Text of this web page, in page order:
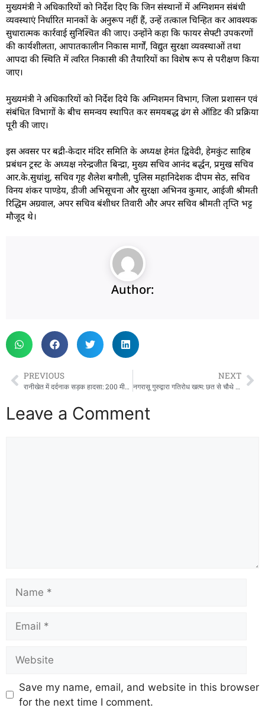
मुख्यमंत्री ने अधिकारियों को निर्देश दिए कि जिन संस्थानों में अग्निशमन संबंधी
व्यवस्थाएं निर्धारित मानकों के अनुरूप नहीं हैं, उन्हें तत्काल चिन्हित कर आवश्यक
सुधारात्मक कार्रवाई सुनिश्चित की जाए। उन्होंने कहा कि फायर सेफ्टी उपकरणों
की कार्यशीलता, आपातकालीन निकास मार्गों, विद्युत सुरक्षा व्यवस्थाओं तथा
आपदा की स्थिति में त्वरित निकासी की तैयारियों का विशेष रूप से परीक्षण किया
जाए।
मुख्यमंत्री ने अधिकारियों को निर्देश दिये कि अग्निशमन विभाग, जिला प्रशासन एवं
संबंधित विभागों के बीच समन्वय स्थापित कर समयबद्ध ढंग से ऑडिट की प्रक्रिया
पूरी की जाए।
इस अवसर पर बद्री-केदार मंदिर समिति के अध्यक्ष हेमंत द्विवेदी, हेमकुंट साहिब
प्रबंधन ट्रस्ट के अध्यक्ष नरेन्द्रजीत बिन्द्रा, मुख्य सचिव आनंद बर्द्धन, प्रमुख सचिव
आर.के.सुधांशु, सचिव गृह शैलेश बगौली, पुलिस महानिदेशक दीपम सेठ, सचिव
विनय शंकर पाण्डेय, डीजी अभिसूचना और सुरक्षा अभिनव कुमार, आईजी श्रीमती
रिद्धिम अग्रवाल, अपर सचिव बंशीधर तिवारी और अपर सचिव श्रीमती तृप्ति भट्ट
मौजूद थे।
Author:
PREVIOUS
रानीखेत में दर्दनाक सड़क हादसा: 200 मीटर गहरी खाई में गिरी डस्टर, दो लोगों की मौत
NEXT
नगरासू गुरुद्वारा गतिरोध खत्म: छत से चौथे दिन नीचे उतरे चारों निहंग, पंजाब के लिए हुए रवाना
Leave a Comment
Save my name, email, and website in this browser
for the next time I comment.